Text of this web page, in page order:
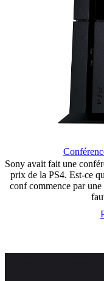
Sony avait fait une
prix de la PS4. Est-ce
conf commence par